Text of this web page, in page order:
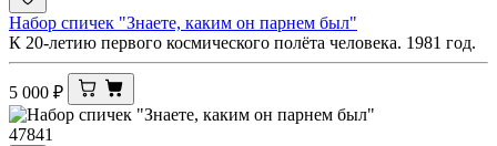
Набор спичек "Знаете, каким он парнем был"
К 20-летию первого космического полёта человека. 1981 год.
5 000 ₽
47841